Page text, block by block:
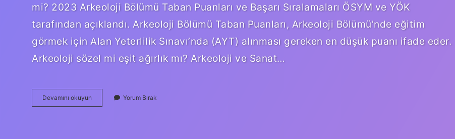
mi? 2023 Arkeoloji Bölümü Taban Puanları ve Başarı Sıralamaları ÖSYM ve YÖK
tarafından açıklandı. Arkeoloji Bölümü Taban Puanları, Arkeoloji Bölümü’nde eğitim
görmek için Alan Yeterlilik Sınavı’nda (AYT) alınması gereken en düşük puanı ifade eder.
Arkeoloji sözel mi eşit ağırlık mı? Arkeoloji ve Sanat…
Devamını okuyun Arkeoloji
Hangi
Yorum Bırak